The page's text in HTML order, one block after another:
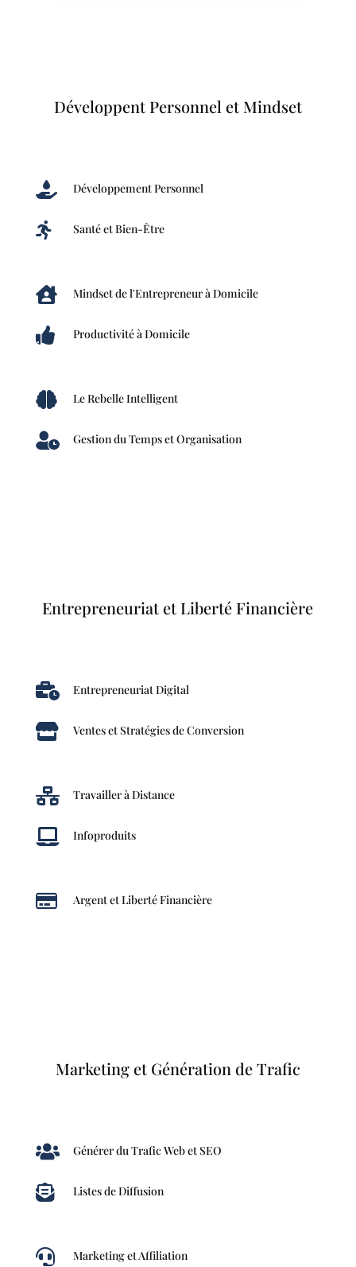
Développent Personnel et Mindset
 Développement Personnel
 Santé et Bien-Être
 Mindset de l'Entrepreneur à Domicile
 Productivité à Domicile
 Le Rebelle Intelligent
 Gestion du Temps et Organisation
Entrepreneuriat et Liberté Financière
 Entrepreneuriat Digital
 Ventes et Stratégies de Conversion
 Travailler à Distance
 Infoproduits
 Argent et Liberté Financière
Marketing et Génération de Trafic
 Générer du Trafic Web et SEO
 Listes de Diffusion
 Marketing et Affiliation